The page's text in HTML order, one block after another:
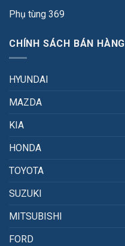
Phụ tùng 369
CHÍNH SÁCH BÁN HÀNG
HYUNDAI
MAZDA
KIA
HONDA
TOYOTA
SUZUKI
MITSUBISHI
FORD